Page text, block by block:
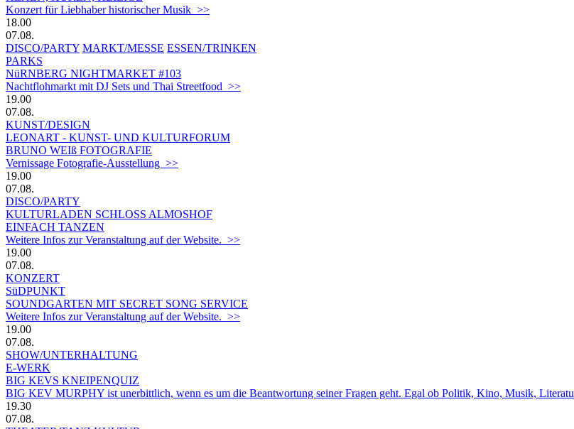
Konzert für Liebhaber historischer Musik >>
18.00
07.08.
DISCO/PARTY MARKT/MESSE ESSEN/TRINKEN
PARKS
NüRNBERG NIGHTMARKET #103
Nachtflohmarkt mit DJ Sets und Thai Streetfood >>
19.00
07.08.
KUNST/DESIGN
LEONART - KUNST- UND KULTURFORUM
BRUNO WEIß FOTOGRAFIE
Vernissage Fotografie-Ausstellung >>
19.00
07.08.
DISCO/PARTY
KULTURLADEN SCHLOSS ALMOSHOF
EINFACH TANZEN
Weitere Infos zur Veranstaltung auf der Website. >>
19.00
07.08.
KONZERT
SüDPUNKT
SOUNDGARTEN MIT SECRET SONG SERVICE
Weitere Infos zur Veranstaltung auf der Website. >>
19.00
07.08.
SHOW/UNTERHALTUNG
E-WERK
BIG KEVS KNEIPENQUIZ
BIG KEV MURPHY ist unerbittlich, wenn es um die Beantwortung seiner Fragen geht. Egal ob Politik, Kino, Musik,
19.30
07.08.